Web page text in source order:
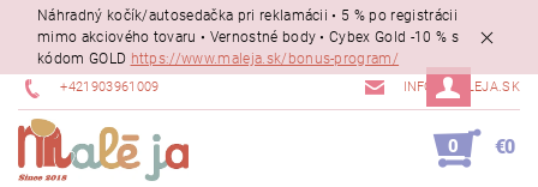
Náhradný kočík/autosedačka pri reklamácii • 5 % po registrácii
mimo akciového tovaru • Vernostné body • Cybex Gold -10 % s
kódom GOLD https://www.maleja.sk/bonus-program/
+421903961009 INFO@MALEJA.SK
0 €0